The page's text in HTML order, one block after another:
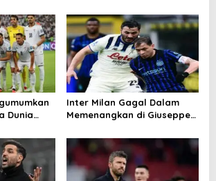
Dunia
Inter Milan Gagal Dalam
Memenangkan di Giuseppe